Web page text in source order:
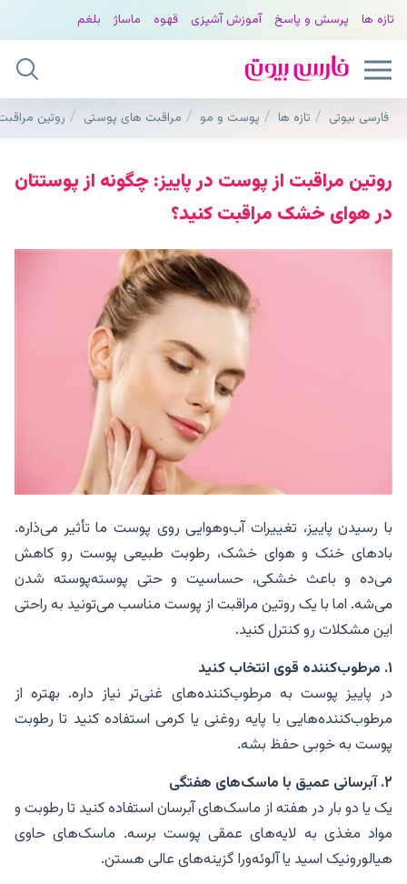
تازه ها پرسش و پاسخ آموزش آشپزی قهوه ماساژ بلغم
فارسی بیوتی تازه ها پوست و مو مراقبت های پوستی روتین
روتین مراقبت از پوست در پاییز: چگونه از پوستتان
در هوای خشک مراقبت کنید؟
با رسیدن پاییز، تغییرات آب‌وهوایی روی پوست ما تأثیر می‌ذاره.
بادهای خنک و هوای خشک، رطوبت طبیعی پوست رو کاهش
می‌ده و باعث خشکی، حساسیت و حتی پوسته‌پوسته شدن
می‌شه. اما با یک روتین مراقبت از پوست مناسب می‌تونید به راحتی
این مشکلات رو کنترل کنید.
۱. مرطوب‌کننده قوی انتخاب کنید
در پاییز پوست به مرطوب‌کننده‌های غنی‌تر نیاز داره. بهتره از
مرطوب‌کننده‌هایی با پایه روغنی یا کرمی استفاده کنید تا رطوبت
پوست به خوبی حفظ بشه.
۲. آبرسانی عمیق با ماسک‌های هفتگی
یک یا دو بار در هفته از ماسک‌های آبرسان استفاده کنید تا رطوبت و
مواد مغذی به لایه‌های عمقی پوست برسه. ماسک‌های حاوی
هیالورونیک اسید یا آلوئه‌ورا گزینه‌های عالی هستن.